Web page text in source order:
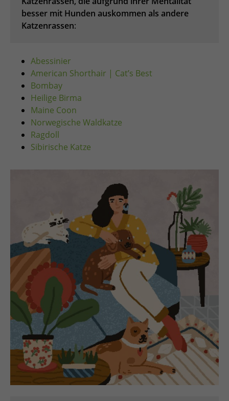
besser mit Hunden auskommen als andere
Katzenrassen:
Abessinier
American Shorthair | Cat’s Best
Bombay
Heilige Birma
Maine Coon
Norwegische Waldkatze
Ragdoll
Sibirische Katze